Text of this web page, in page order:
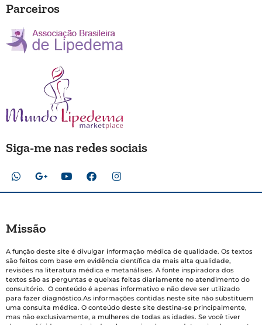
Parceiros
Siga-me nas redes sociais
Missão
A função deste site é divulgar informação médica de qualidade. Os textos
são feitos com base em evidência científica da mais alta qualidade,
revisões na literatura médica e metanálises. A fonte inspiradora dos
textos são as perguntas e queixas feitas diariamente no atendimento do
consultório. O conteúdo é apenas informativo e não deve ser utilizado
para fazer diagnóstico.As informações contidas neste site não substituem
uma consulta médica. O conteúdo deste site destina-se principalmente,
mas não exclusivamente, a mulheres de todas as idades. Se você tiver